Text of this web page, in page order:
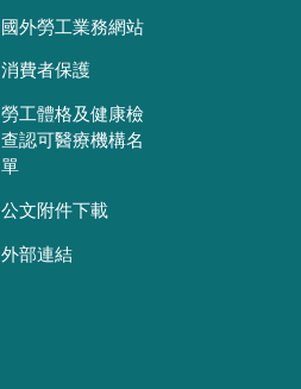
國外勞工業務網站
消費者保護
勞工體格及健康檢
查認可醫療機構名
單
公文附件下載
外部連結